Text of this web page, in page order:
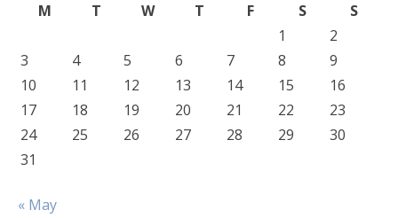
M
T W T F S
S
1
2
3
4 5 6 7 8
9
10
11 12 13 14 15
16
17
18 19 20 21 22
23
24
25 26 27 28 29
30
31
« May